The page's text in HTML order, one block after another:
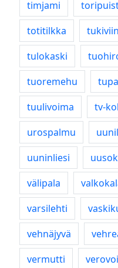
timjami
totitilkka
tulokaski
tuoremehu
tuulivoima
tv-
urospalmu
uuninliesi
välipala
varsilehti
vehnäjyvä
vermutti
verovoi